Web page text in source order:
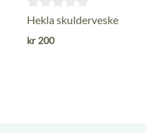
0
ut
Hekla skulderveske
kr 200